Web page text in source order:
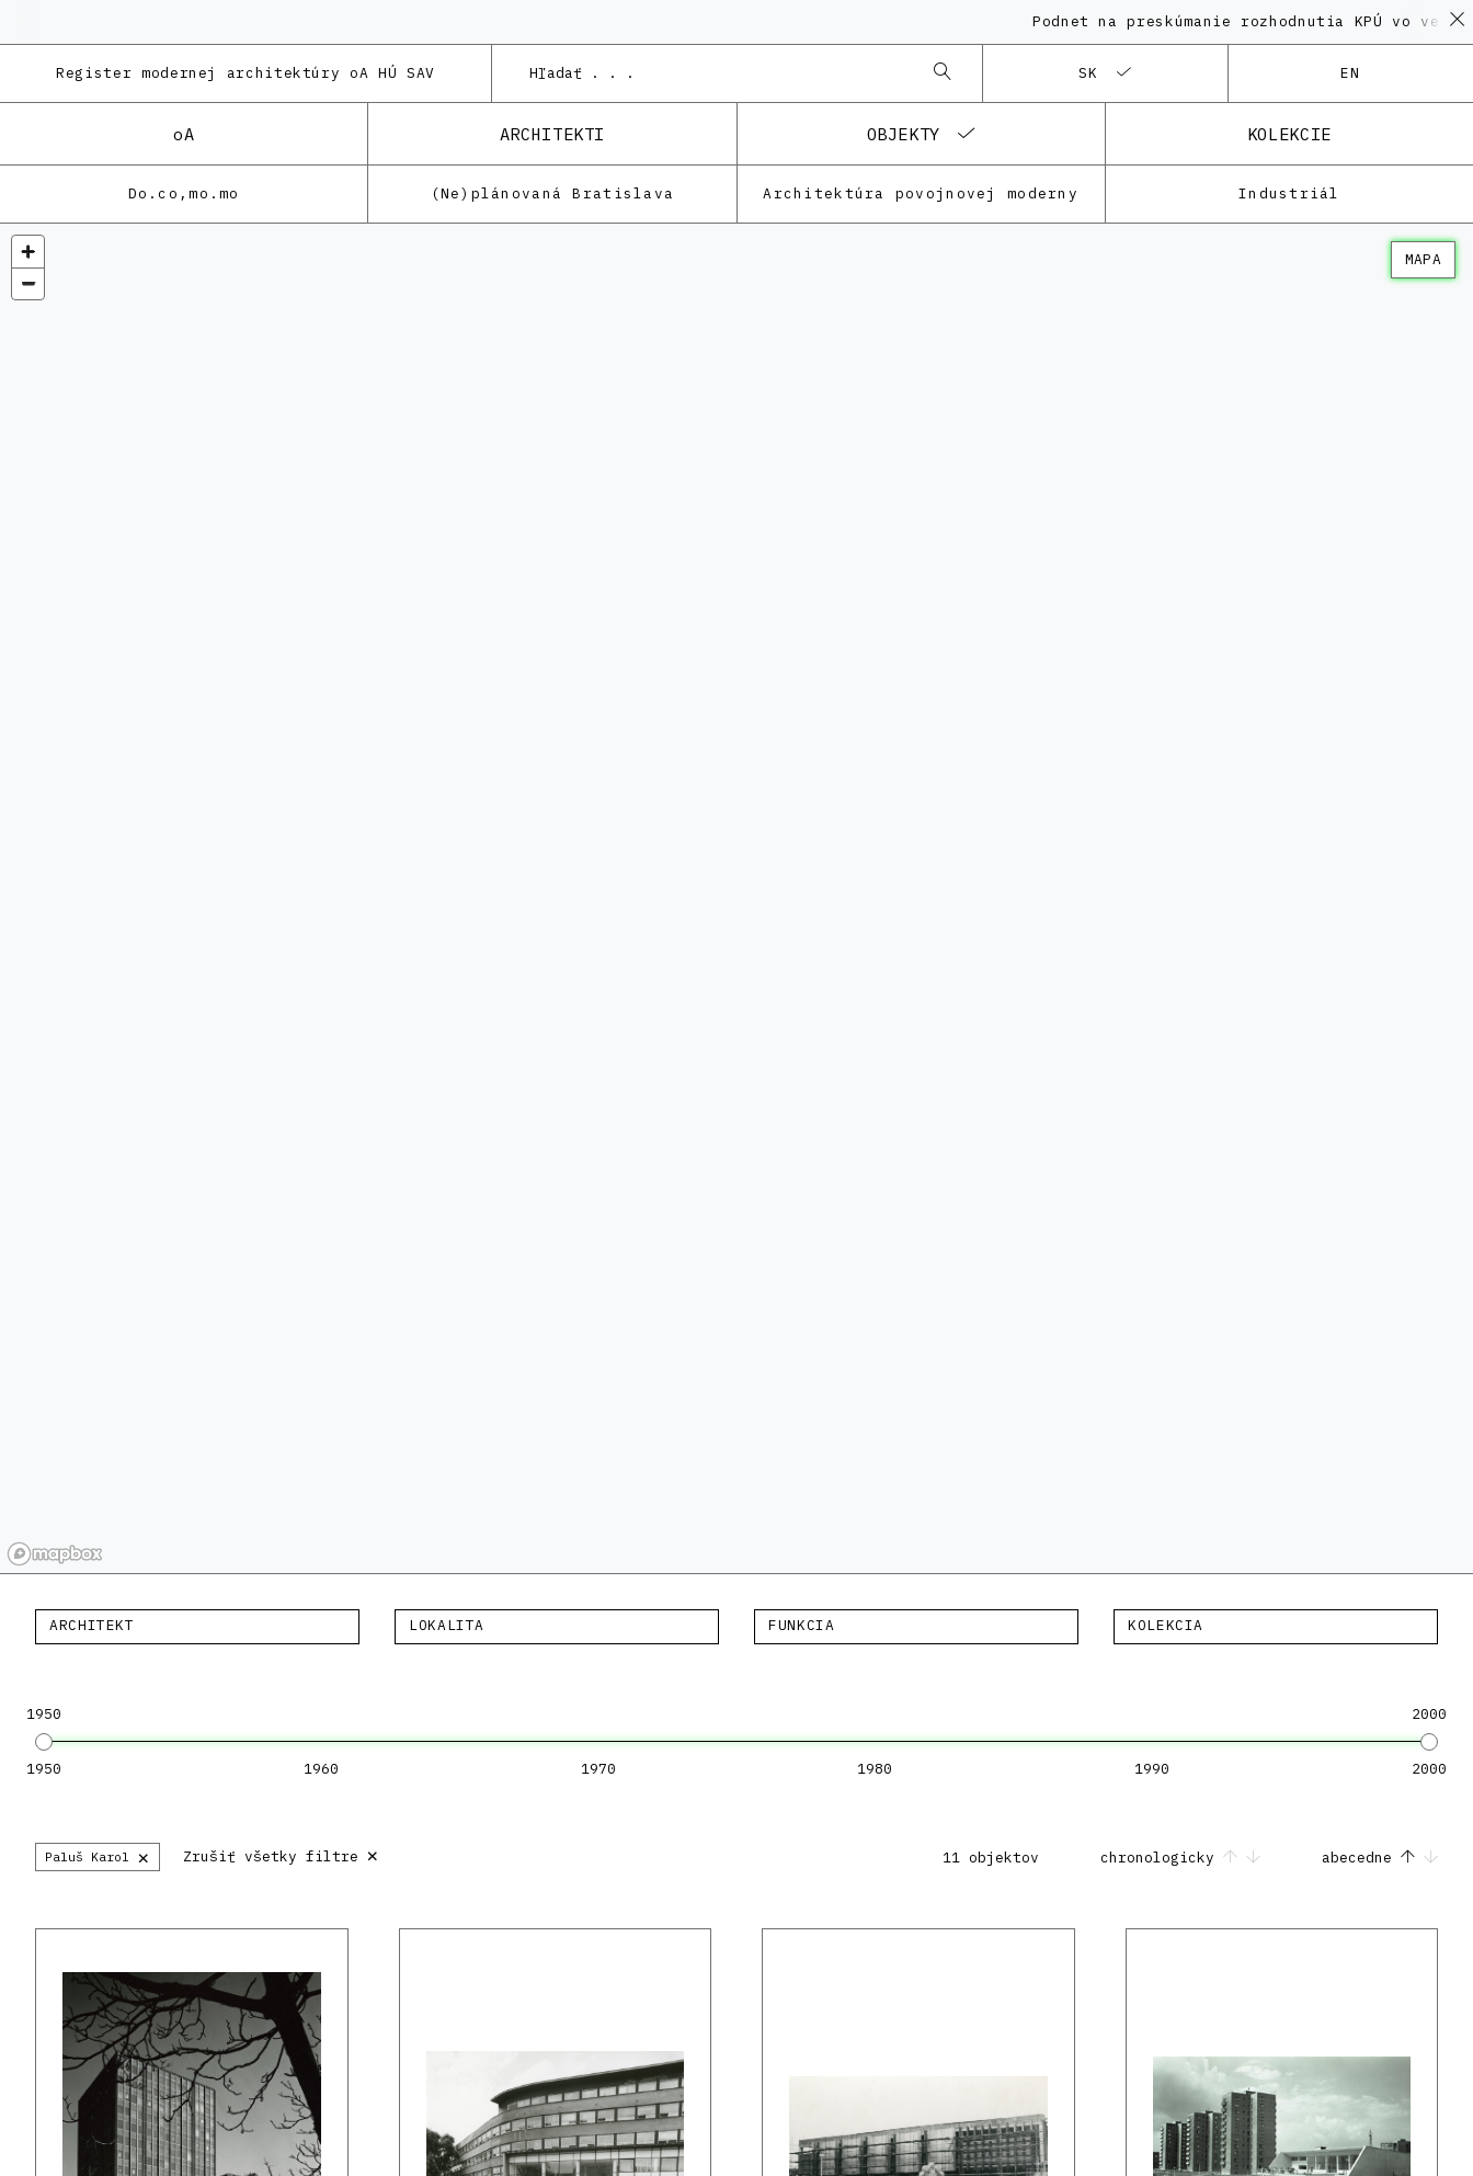
Podnet na preskúmanie rozhodnutia KPÚ vo veci
Register modernej architektúry oA HÚ SAV SK EN
oA ARCHITEKTI OBJEKTY KOLEKCIE
Do.co,mo.mo (Ne)plánovaná Bratislava Architektúra povojnovej moderny Industriál
MAPA
ARCHITEKT LOKALITA FUNKCIA KOLEKCIA
1950 2000
1950 1960 1970 1980 1990 2000
Paluš Karol × Zrušiť všetky filtre × 11 objektov chronologicky abecedne